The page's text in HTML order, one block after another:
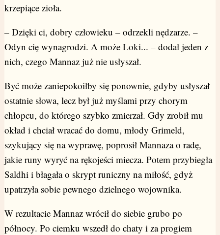
krzepiące zioła.
– Dzięki ci, dobry człowieku – odrzekli nędzarze. –
Odyn cię wynagrodzi. A może Loki... – dodał jeden z
nich, czego Mannaz już nie usłyszał.
Być może zaniepokoiłby się ponownie, gdyby usłyszał
ostatnie słowa, lecz był już myślami przy chorym
chłopcu, do którego szybko zmierzał. Gdy zrobił mu
okład i chciał wracać do domu, młody Grimeld,
szykujący się na wyprawę, poprosił Mannaza o radę,
jakie runy wyryć na rękojeści miecza. Potem przybiegła
Saldhi i błagała o skrypt runiczny na miłość, gdyż
upatrzyła sobie pewnego dzielnego wojownika.
W rezultacie Mannaz wrócił do siebie grubo po
północy. Po ciemku wszedł do chaty i za progiem